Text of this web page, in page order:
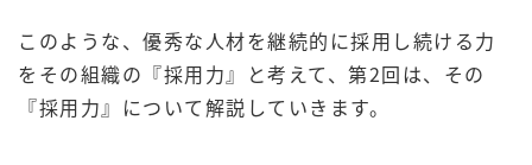
このような、優秀な人材を継続的に採用し続ける力
をその組織の『採用力』と考えて、第2回は、その
『採用力』について解説していきます。